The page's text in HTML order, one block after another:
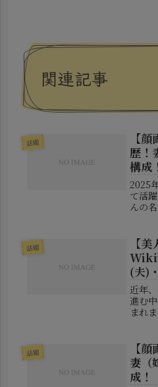
関連記事
話題
【
歴！
構成！
2025
て活
んの
した
フィ
話題
【
Wiki
(夫)
近年
進む
まれ
（47
て洗
話題
【
妻（
成！